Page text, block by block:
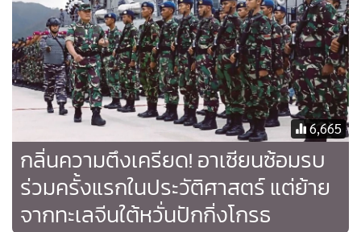
6,665
กลิ่นความตึงเครียด! อาเซียนซ้อมรบ
ร่วมครั้งแรกในประวัติศาสตร์ แต่ย้าย
จากทะเลจีนใต้หวั่นปักกิ่งโกรธ